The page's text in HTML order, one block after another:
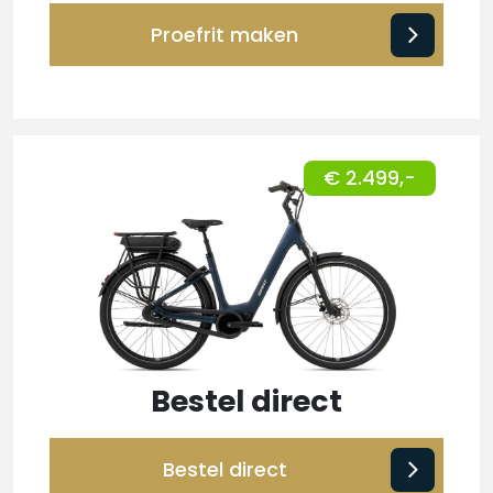
Proefrit maken
€ 2.499,-
Bestel direct
Bestel direct